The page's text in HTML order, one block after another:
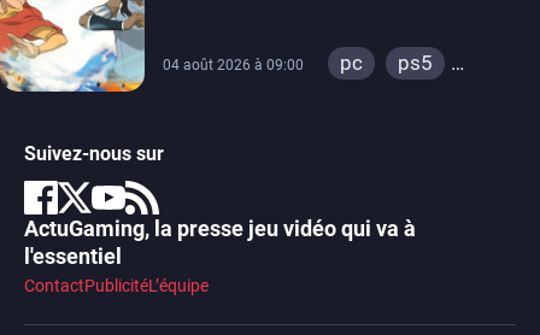
04 août 2026 à 09:00 pc
ps5
Suivez-nous sur
ActuGaming, la presse jeu vidéo qui va à
l'essentiel
ContactPublicitéL’équipe